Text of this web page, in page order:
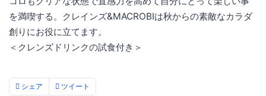
を満喫する。クレインズ&MACROBIは秋からの素敵なカラダ
創りにお役に立てます。
＜クレンズドリンクの試食付き＞
シェア ツイート